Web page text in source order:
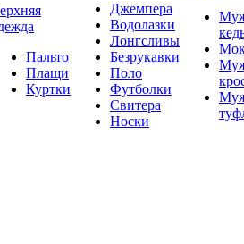
Пальто
Плащи
Куртки
Джемпера
Водолазки
Лонгсливы
Безрукавки
Поло
Футболки
Свитера
Носки